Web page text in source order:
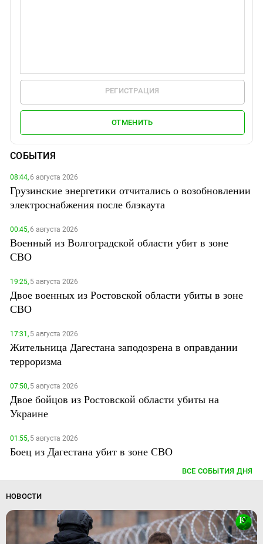
РЕГИСТРАЦИЯ
ОТМЕНИТЬ
СОБЫТИЯ
08:44,6 августа 2026
Грузинские энергетики отчитались о возобновлении
электроснабжения после блэкаута
00:45,6 августа 2026
Военный из Волгоградской области убит в зоне
СВО
19:25,5 августа 2026
Двое военных из Ростовской области убиты в зоне
СВО
17:31,5 августа 2026
Жительница Дагестана заподозрена в оправдании
терроризма
07:50,5 августа 2026
Двое бойцов из Ростовской области убиты на
Украине
01:55,5 августа 2026
Боец из Дагестана убит в зоне СВО
ВСЕ СОБЫТИЯ ДНЯ
НОВОСТИ